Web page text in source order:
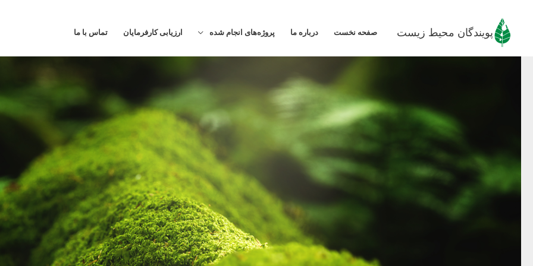
پویندگان محیط زیست صفحه نخست درباره ما پروژه‌های انجام شده ارزیابی کارفرمایان تماس با ما